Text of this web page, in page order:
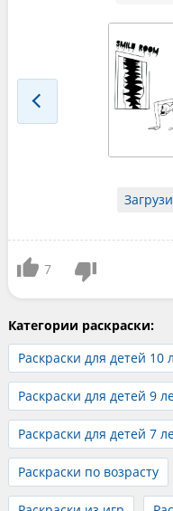
7
Категории раскраски:
Раскраски для детей 10
Раскраски для детей 9
Раскраски для детей 7
Раскраски по возрасту